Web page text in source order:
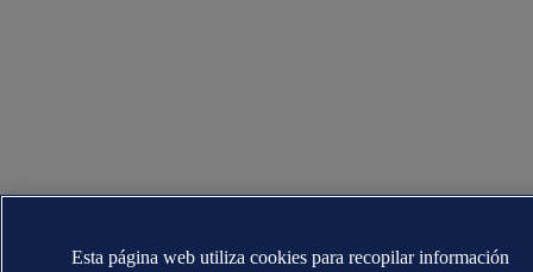
Esta página web utiliza cookies para recopilar información